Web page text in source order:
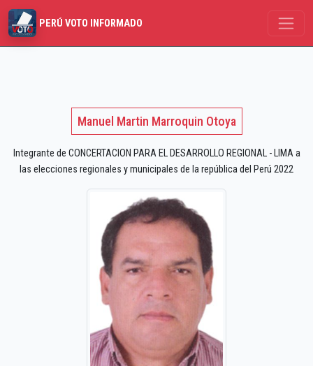
PERÚ VOTO INFORMADO
Manuel Martin Marroquin Otoya
Integrante de CONCERTACION PARA EL DESARROLLO REGIONAL - LIMA a
las elecciones regionales y municipales de la república del Perú 2022